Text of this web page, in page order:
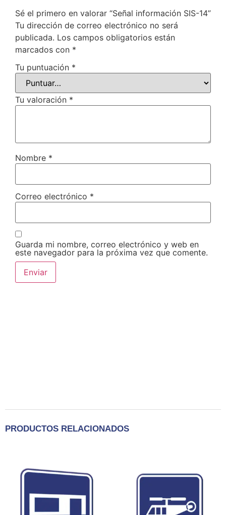
Sé el primero en valorar “Señal información SIS-14”
Tu dirección de correo electrónico no será
publicada. Los campos obligatorios están
marcados con *
Tu puntuación *
Tu valoración *
Nombre *
Correo electrónico *
Guarda mi nombre, correo electrónico y web en
este navegador para la próxima vez que comente.
PRODUCTOS RELACIONADOS